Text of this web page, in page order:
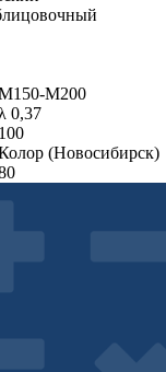
М200
0,37
(Новосибирск)